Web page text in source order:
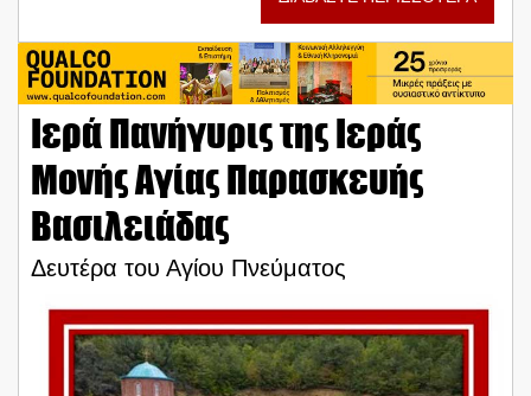
Ιερά Πανήγυρις της Ιεράς
Μονής Αγίας Παρασκευής
Βασιλειάδας
Δευτέρα του Αγίου Πνεύματος